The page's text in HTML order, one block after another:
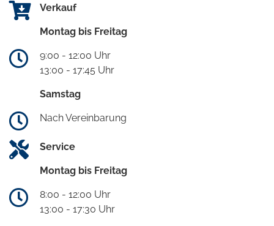
Verkauf
Montag bis Freitag
9:00 - 12:00 Uhr
13:00 - 17:45 Uhr
Samstag
Nach Vereinbarung
Service
Montag bis Freitag
8:00 - 12:00 Uhr
13:00 - 17:30 Uhr